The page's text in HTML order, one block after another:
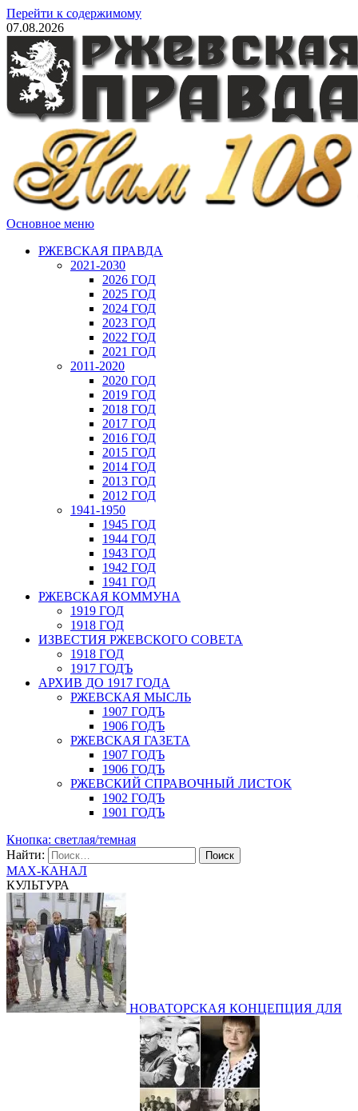
Перейти к содержимому
07.08.2026
Основное меню
РЖЕВСКАЯ ПРАВДА
2021-2030
2026 ГОД
2025 ГОД
2024 ГОД
2023 ГОД
2022 ГОД
2021 ГОД
2011-2020
2020 ГОД
2019 ГОД
2018 ГОД
2017 ГОД
2016 ГОД
2015 ГОД
2014 ГОД
2013 ГОД
2012 ГОД
1941-1950
1945 ГОД
1944 ГОД
1943 ГОД
1942 ГОД
1941 ГОД
РЖЕВСКАЯ КОММУНА
1919 ГОД
1918 ГОД
ИЗВЕСТИЯ РЖЕВСКОГО СОВЕТА
1918 ГОД
1917 ГОДЪ
АРХИВ ДО 1917 ГОДА
РЖЕВСКАЯ МЫСЛЬ
1907 ГОДЪ
1906 ГОДЪ
РЖЕВСКАЯ ГАЗЕТА
1907 ГОДЪ
1906 ГОДЪ
РЖЕВСКИЙ СПРАВОЧНЫЙ ЛИСТОК
1902 ГОДЪ
1901 ГОДЪ
Кнопка: светлая/темная
Найти:
MAX-КАНАЛ
КУЛЬТУРА
НОВАТОРСКАЯ КОНЦЕПЦИЯ ДЛЯ